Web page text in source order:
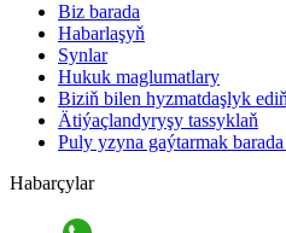
Biz barada
Habarlaşyň
Synlar
Hukuk maglumatlary
Biziň bilen hyzmatdaşlyk ediň
Ätiýaçlandyryşy tassyklaň
Puly yzyna gaýtarmak
Habarçylar